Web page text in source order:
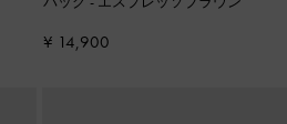
¥ 14,900